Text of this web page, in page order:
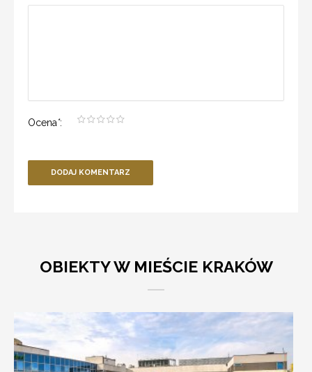
Ocena*:
DODAJ KOMENTARZ
OBIEKTY W MIEŚCIE KRAKÓW